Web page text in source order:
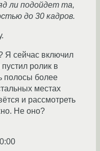
ли подойдет та,
до 30 кадров.
Я сейчас включил
ролик в
полосы более
местах
и рассмотреть
Не оно?